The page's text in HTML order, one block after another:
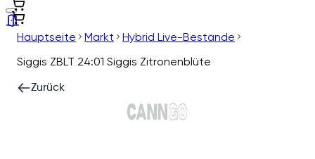
Hauptseite Markt
Hybrid Live-Bestände
Siggis ZBLT 24:01 Siggis Zitronenblüte
Zurück